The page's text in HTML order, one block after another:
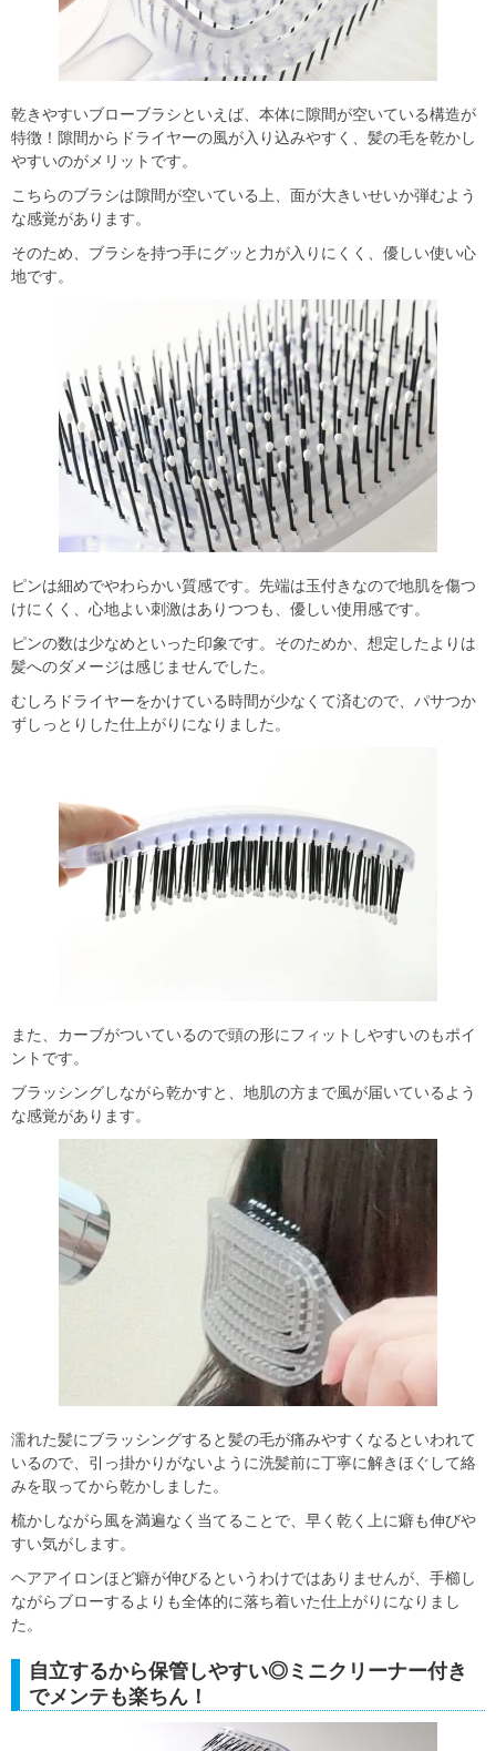
乾きやすいブローブラシといえば、本体に隙間が空いている構造が
特徴！隙間からドライヤーの風が入り込みやすく、髪の毛を乾かし
やすいのがメリットです。
こちらのブラシは隙間が空いている上、面が大きいせいか弾むよう
な感覚があります。
そのため、ブラシを持つ手にグッと力が入りにくく、優しい使い心
地です。
ピンは細めでやわらかい質感です。先端は玉付きなので地肌を傷つ
けにくく、心地よい刺激はありつつも、優しい使用感です。
ピンの数は少なめといった印象です。そのためか、想定したよりは
髪へのダメージは感じませんでした。
むしろドライヤーをかけている時間が少なくて済むので、パサつか
ずしっとりした仕上がりになりました。
また、カーブがついているので頭の形にフィットしやすいのもポイ
ントです。
ブラッシングしながら乾かすと、地肌の方まで風が届いているよう
な感覚があります。
濡れた髪にブラッシングすると髪の毛が痛みやすくなるといわれて
いるので、引っ掛かりがないように洗髪前に丁寧に解きほぐして絡
みを取ってから乾かしました。
梳かしながら風を満遍なく当てることで、早く乾く上に癖も伸びや
すい気がします。
ヘアアイロンほど癖が伸びるというわけではありませんが、手櫛し
ながらブローするよりも全体的に落ち着いた仕上がりになりまし
た。
自立するから保管しやすい◎ミニクリーナー付き
でメンテも楽ちん！